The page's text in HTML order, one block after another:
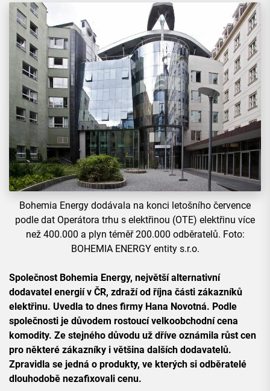
Bohemia Energy dodávala na konci letošního července
podle dat Operátora trhu s elektřinou (OTE) elektřinu více
než 400.000 a plyn téměř 200.000 odběratelů. Foto:
BOHEMIA ENERGY entity s.r.o.
Společnost Bohemia Energy, největší alternativní
dodavatel energií v ČR, zdraží od října části zákazníků
elektřinu. Uvedla to dnes firmy Hana Novotná. Podle
společnosti je důvodem rostoucí velkoobchodní cena
komodity. Ze stejného důvodu už dříve oznámila růst cen
pro některé zákazníky i většina dalších dodavatelů.
Zpravidla se jedná o produkty, ve kterých si odběratelé
dlouhodobě nezafixovali cenu.